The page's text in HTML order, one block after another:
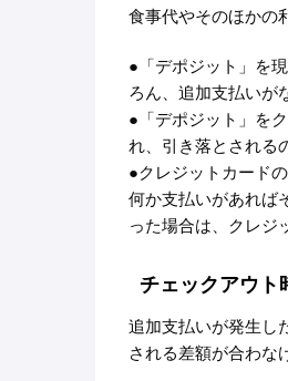
食事代やそのほかの
●「デポジット」を
ろん、追加支払いが
●「デポジット」を
れ、引き落とされる
●クレジットカード
何か支払いがあれば
った場合は、クレジ
チェックアウト
追加支払いが発生し
される差額が合わな